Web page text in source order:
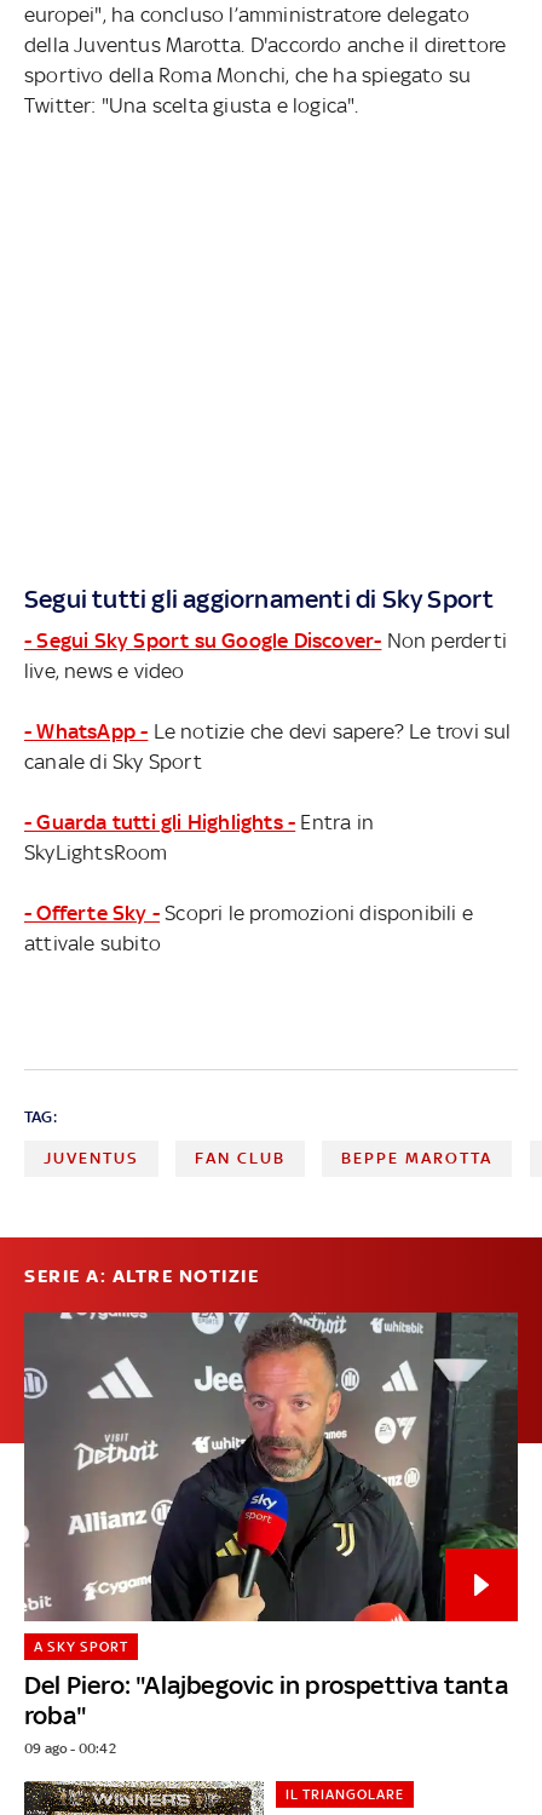
europei", ha concluso l’amministratore delegato
della Juventus Marotta. D'accordo anche il direttore
sportivo della Roma Monchi, che ha spiegato su
Twitter: "Una scelta giusta e logica".
Segui tutti gli aggiornamenti di Sky Sport
- Segui Sky Sport su Google Discover- Non perderti
live, news e video
- WhatsApp - Le notizie che devi sapere? Le trovi sul
canale di Sky Sport
- Guarda tutti gli Highlights - Entra in
SkyLightsRoom
- Offerte Sky - Scopri le promozioni disponibili e
attivale subito
TAG:
JUVENTUS FAN CLUB BEPPE MAROTTA
SERIE A: ALTRE NOTIZIE
Del Piero: "Alajbegovic in prospettiva tanta
roba"
A SKY SPORT
09 ago - 00:42
IL TRIANGOLARE